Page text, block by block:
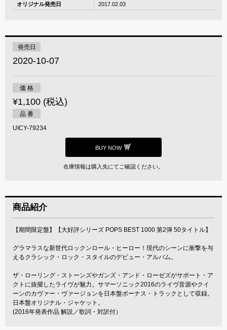
オリジナル発売日
2017.02.03
発売日
2020-10-07
価 格
¥1,100 (税込)
品 番
UICY-79234
BUY NOW
在庫情報は購入先にてご確認ください。
商品紹介
【期間限定盤】【大好評シリーズ POPS BEST 1000 第2弾 50タイトル】
グラマラスな新世代ロックンロール・ヒーロー！現代のシーンに衝撃を与
えるクラシック・ロック・スタイルのデビュー・アルバム。
ザ・ローリング・ストーンズやガンズ・アンド・ローゼズがサポート・ア
クトに抜擢したライヴが魅力。サマーソニック2016のライヴ音源やクイ
ーンのカヴァー・ヴァージョンを日本盤ボーナス・トラックとして収録。
日本盤オリジナル・ジャケット。
(2016年発表作品 解説／歌詞・対訳付）